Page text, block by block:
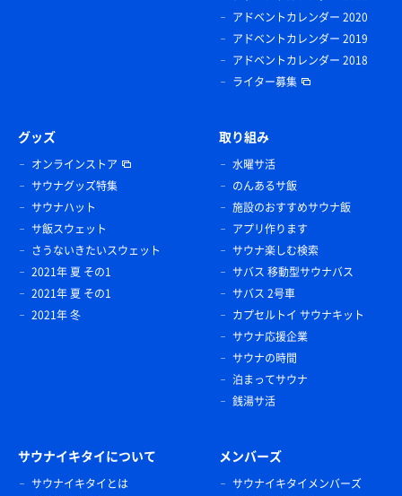
アドベントカレンダー 2020
アドベントカレンダー 2019
アドベントカレンダー 2018
ライター募集
グッズ
オンラインストア
サウナグッズ特集
サウナハット
サ飯スウェット
さうないきたいスウェット
2021年 夏 その1
2021年 夏 その1
2021年 冬
取り組み
水曜サ活
のんあるサ飯
施設のおすすめサウナ飯
アプリ作ります
サウナ楽しむ検索
サバス 移動型サウナバス
サバス 2号車
カプセルトイ サウナキット
サウナ応援企業
サウナの時間
泊まってサウナ
銭湯サ活
サウナイキタイについて
サウナイキタイとは
メンバーズ
サウナイキタイメンバーズ